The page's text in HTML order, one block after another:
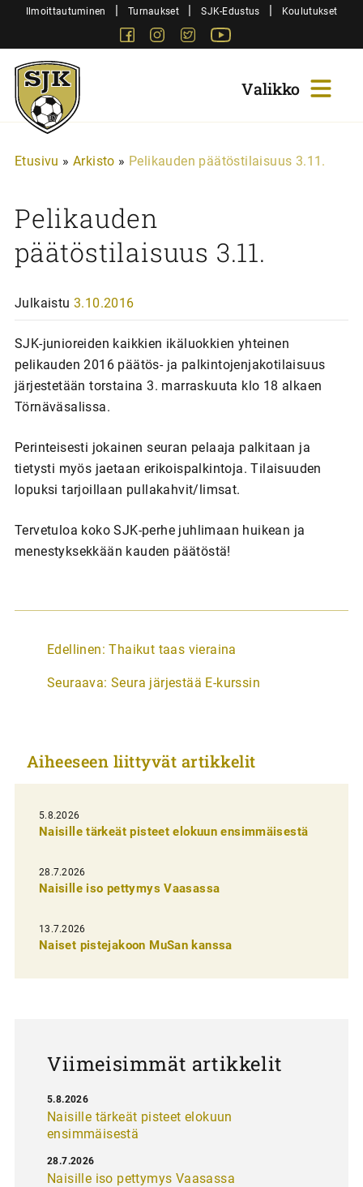
SiirryIlmoittautuminen | Turnaukset | SJK-Edustus | Koulutukset
FacebookInstagram
Twitter
Sjk-
Juniorit
Etusivu » Arkisto » Pelikauden päätöstilaisuus 3.11.
Pelikauden
päätöstilaisuus 3.11.
Julkaistu 3.10.2016
SJK-junioreiden kaikkien ikäluokkien yhteinen
pelikauden 2016 päätös- ja palkintojenjakotilaisuus
järjestetään torstaina 3. marraskuuta klo 18 alkaen
Törnäväsalissa.
Perinteisesti jokainen seuran pelaaja palkitaan ja
tietysti myös jaetaan erikoispalkintoja. Tilaisuuden
lopuksi tarjoillaan pullakahvit/limsat.
Tervetuloa koko SJK-perhe juhlimaan huikean ja
menestyksekkään kauden päätöstä!
A
t
k
e
l
i
e
n
e
Edellinen: Thaikut taas vieraina
Seuraava: Seura järjestää E-kurssin
Aiheeseen liittyvät artikkelit
5.8.2026
Naisille tärkeät pisteet elokuun ensimmäisestä
28.7.2026
Naisille iso pettymys Vaasassa
13.7.2026
Naiset pistejakoon MuSan kanssa
Viimeisimmät artikkelit
Naisille tärkeät pisteet elokuun
ensimmäisestä
5.8.2026
Naisille iso pettymys Vaasassa
28.7.2026